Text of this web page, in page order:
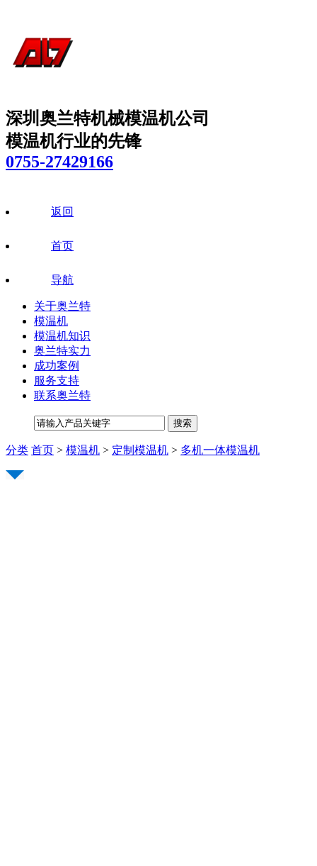
深圳奥兰特机械模温机公司
模温机行业的先锋
0755-27429166
返回
首页
导航
关于奥兰特
模温机
模温机知识
奥兰特实力
成功案例
服务支持
联系奥兰特
分类 首页 > 模温机 > 定制模温机 > 多机一体模温机